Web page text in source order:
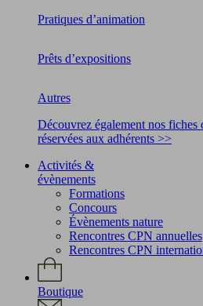
Pratiques d’animation
Prêts d’expositions
Autres
Découvrez également nos fiches
réservées aux adhérents >>
Activités &
évènements
Formations
Concours
Évènements nature
Rencontres CPN annuelles
Rencontres CPN
Boutique